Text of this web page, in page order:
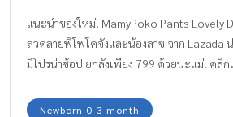
แนะนำของใหม่! MamyPoko Pants Lovely
ลวดลายพี่โพโคจังและน้องลาซ จาก Lazada
มีโปรน่าช้อป ยกลังเพียง 799 ด้วยนะแม่! คลิก
ช้อปพร้อมกัน 11 พ.ย. 62 วันเดียวเท่านั้นนะ
Newborn 0-3 month